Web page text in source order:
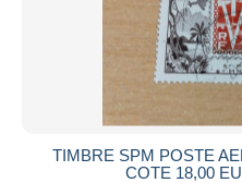
TIMBRE SPM POSTE
COTE 18,00